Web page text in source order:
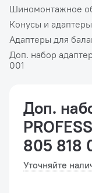
Шиномонтажное
Конусы и
Адаптеры для
Доп. набор
001
Доп.
805 818
Уточняйте